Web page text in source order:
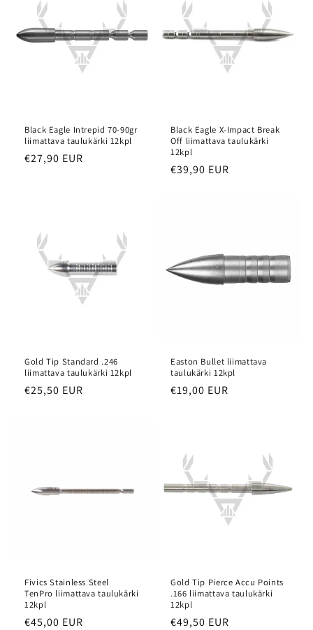
Black Eagle Intrepid 70-90gr
liimattava taulukärki 12kpl
Normaalihinta
€27,90 EUR
Black Eagle X-Impact Break
Off liimattava taulukärki
12kpl
Normaalihinta
€39,90 EUR
Gold Tip Standard .246
liimattava taulukärki 12kpl
Normaalihinta
€25,50 EUR
Easton Bullet liimattava
taulukärki 12kpl
Normaalihinta
€19,00 EUR
Fivics Stainless Steel
TenPro liimattava taulukärki
12kpl
Normaalihinta
€45,00 EUR
Gold Tip Pierce Accu Points
.166 liimattava taulukärki
12kpl
Normaalihinta
€49,50 EUR